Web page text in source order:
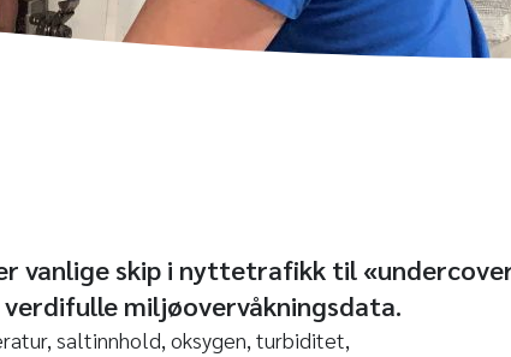
vanlige skip i nyttetrafikk til
miljøovervåkningsdata.
saltinnhold, oksygen, turbiditet,